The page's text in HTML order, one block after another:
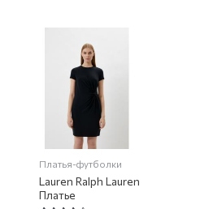
Платья-футболки
Lauren Ralph Lauren
Платье